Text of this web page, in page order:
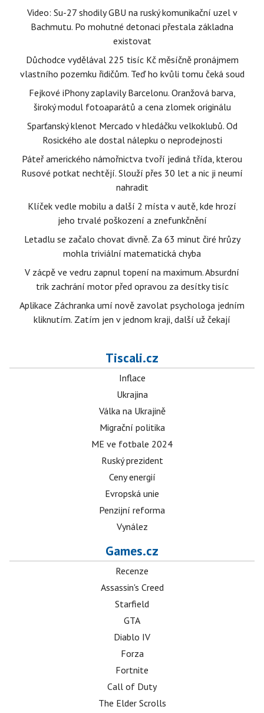
Video: Su-27 shodily GBU na ruský komunikační uzel v
Bachmutu. Po mohutné detonaci přestala základna
existovat
Důchodce vydělával 225 tisíc Kč měsíčně pronájmem
vlastního pozemku řidičům. Teď ho kvůli tomu čeká soud
Fejkové iPhony zaplavily Barcelonu. Oranžová barva,
široký modul fotoaparátů a cena zlomek originálu
Sparťanský klenot Mercado v hledáčku velkoklubů. Od
Rosického ale dostal nálepku o neprodejnosti
Páteř amerického námořnictva tvoří jediná třída, kterou
Rusové potkat nechtějí. Slouží přes 30 let a nic ji neumí
nahradit
Klíček vedle mobilu a další 2 místa v autě, kde hrozí
jeho trvalé poškození a znefunkčnění
Letadlu se začalo chovat divně. Za 63 minut čiré hrůzy
mohla triviální matematická chyba
V zácpě ve vedru zapnul topení na maximum. Absurdní
trik zachrání motor před opravou za desítky tisíc
Aplikace Záchranka umí nově zavolat psychologa jedním
kliknutím. Zatím jen v jednom kraji, další už čekají
Tiscali.cz
Inflace
Ukrajina
Válka na Ukrajině
Migrační politika
ME ve fotbale 2024
Ruský prezident
Ceny energií
Evropská unie
Penzijní reforma
Vynález
Games.cz
Recenze
Assassin's Creed
Starfield
GTA
Diablo IV
Forza
Fortnite
Call of Duty
The Elder Scrolls